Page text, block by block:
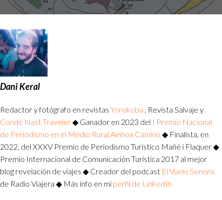
Dani Keral
Redactor y fotógrafo en revistas Yorokobu
, Revista Salvaje y
Condé Nast Traveler◆ Ganador en 2023 del I Premio Nacional
de Periodismo en el Medio Rural Ainhoa Camino ◆ Finalista, en
2022, del XXXV Premio de Periodismo Turístico Mañé i Flaquer ◆
Premio Internacional de Comunicación Turística 2017 al mejor
blog revelación de viajes ◆ Creador del podcast El Vuelo Sonoro
de Radio Viajera ◆ Más info en mi perfil de LinkedIn